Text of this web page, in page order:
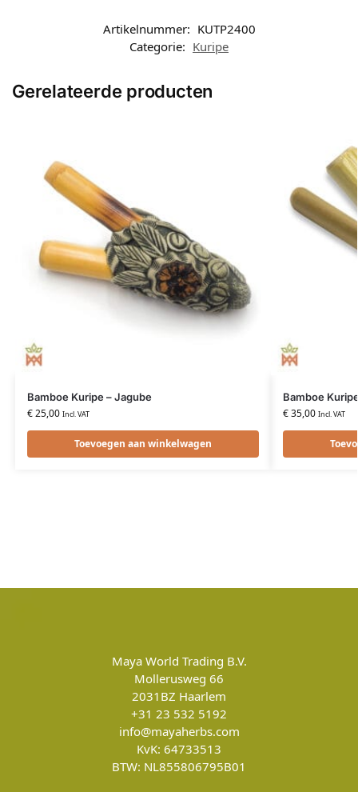
Artikelnummer: KUTP2400
Categorie: Kuripe
Gerelateerde producten
Bamboe Kuripe – Jagube
€25,00 Incl. VAT
Toevoegen aan winkelwagen
Bamboe
€35,00 Incl. VAT
Maya World Trading B.V.
Mollerusweg 66
2031BZ Haarlem
+31 23 532 5192
info@mayaherbs.com
KvK: 64733513
BTW: NL855806795B01